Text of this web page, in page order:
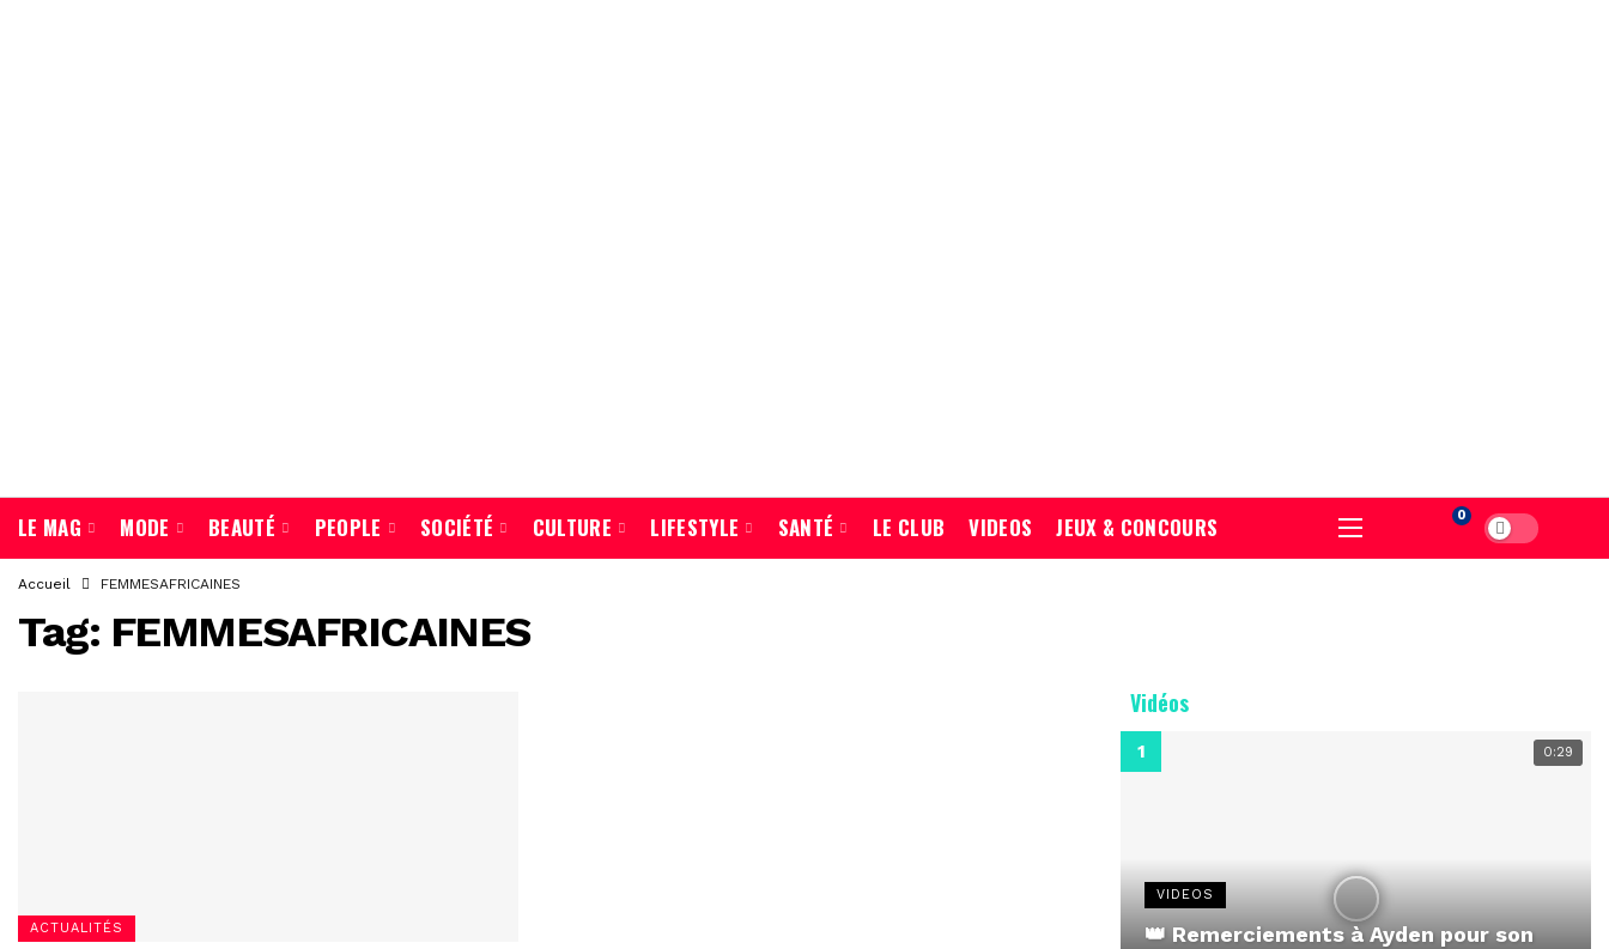
LE MAG MODE BEAUTÉ PEOPLE SOCIÉTÉ CULTURE LIFESTYLE SANTÉ LE CLUB VIDEOS JEUX & CONCOURS 0 Dark mode
Accueil FEMMESAFRICAINES
Tag: FEMMESAFRICAINES
ACTUALITÉS
Vidéos
0:29
VIDEOS
👑 Remerciements à Ayden pour son